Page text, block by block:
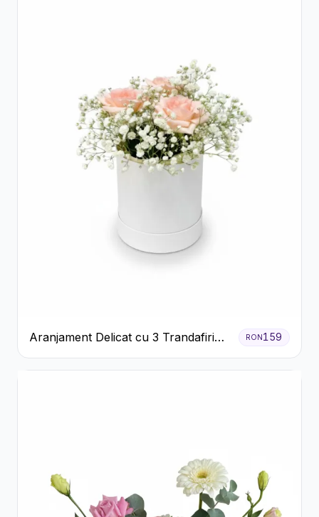
Aranjament Delicat cu 3 Trandafiri
Roz în Cutie Albă
RON159